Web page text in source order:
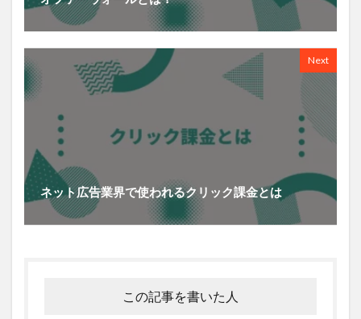
Next
ネット広告業界で使われるクリック課金とは
この記事を書いた人